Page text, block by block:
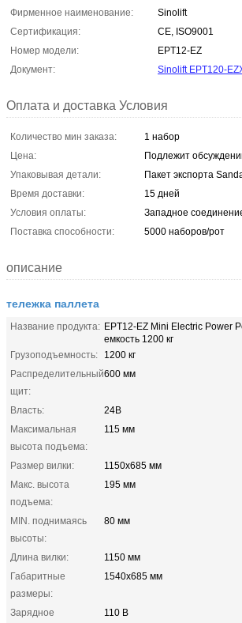
Фирменное наименование:
Sinolift
Сертификация:
CE, ISO9001
Номер модели:
EPT12-EZ
Документ:
Sinolift EPT120-
Оплата и доставка Условия
Количество мин заказа:
1 набор
Цена:
Подлежит
Упаковывая детали:
Пакет экспорта
Время доставки:
15 дней
Условия оплаты:
Западное
Поставка способности:
5000 наборов/рот
описание
тележка паллета
Название продукта: EPT12-EZ Mini Electric Power
емкость 1200 кг
Грузоподъемность:
1200 кг
Распределительный
щит:
600 мм
Власть:
24В
Максимальная
высота подъема:
115 мм
Размер вилки:
1150x685 мм
Макс. высота
подъема:
195 мм
MIN. поднимаясь
высоты:
80 мм
Длина вилки:
1150 мм
Габаритные
размеры:
1540x685 мм
Зарядное
110 В